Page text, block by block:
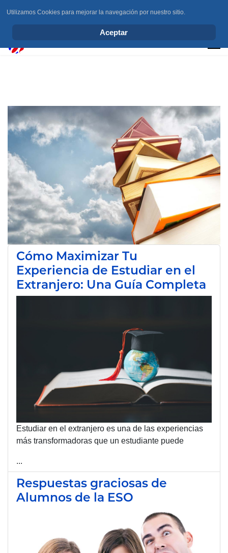
Cómo Maximizar Tu
Experiencia de Estudiar en el
Extranjero: Una Guía Completa
Estudiar en el extranjero es una de las experiencias
más transformadoras que un estudiante puede
...
Respuestas graciosas de
Alumnos de la ESO
Utilizamos Cookies para mejorar la navegación por nuestro sitio.
Aceptar